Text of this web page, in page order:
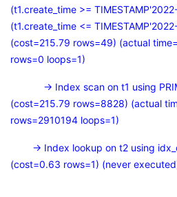
(t1.create_time >=
(t1.create_time <=
(cost=215.79 rows=49) (actual
rows=0 loops=1)
-> Index scan on t1 using
(cost=215.79 rows=8828) (actual
rows=2910194 loops=1)
-> Index lookup on t2 using
(cost=0.63 rows=1) (never